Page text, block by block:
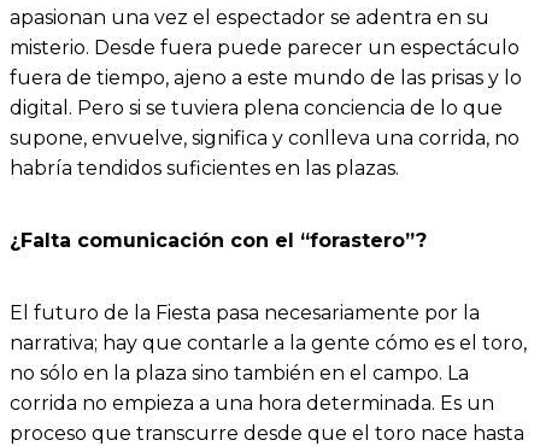
apasionan una vez el espectador se adentra en su
misterio. Desde fuera puede parecer un espectáculo
fuera de tiempo, ajeno a este mundo de las prisas y lo
digital. Pero si se tuviera plena conciencia de lo que
supone, envuelve, significa y conlleva una corrida, no
habría tendidos suficientes en las plazas.
¿Falta comunicación con el “forastero”?
El futuro de la Fiesta pasa necesariamente por la
narrativa; hay que contarle a la gente cómo es el toro,
no sólo en la plaza sino también en el campo. La
corrida no empieza a una hora determinada. Es un
proceso que transcurre desde que el toro nace hasta